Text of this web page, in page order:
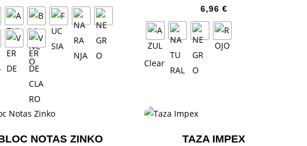
6,96 €
Clear
NOTAS ZINKO TAZA IMPEX